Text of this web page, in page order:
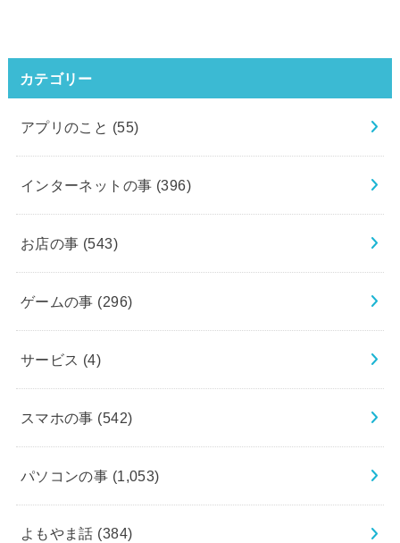
カテゴリー
アプリのこと (55)
インターネットの事 (396)
お店の事 (543)
ゲームの事 (296)
サービス (4)
スマホの事 (542)
パソコンの事 (1,053)
よもやま話 (384)